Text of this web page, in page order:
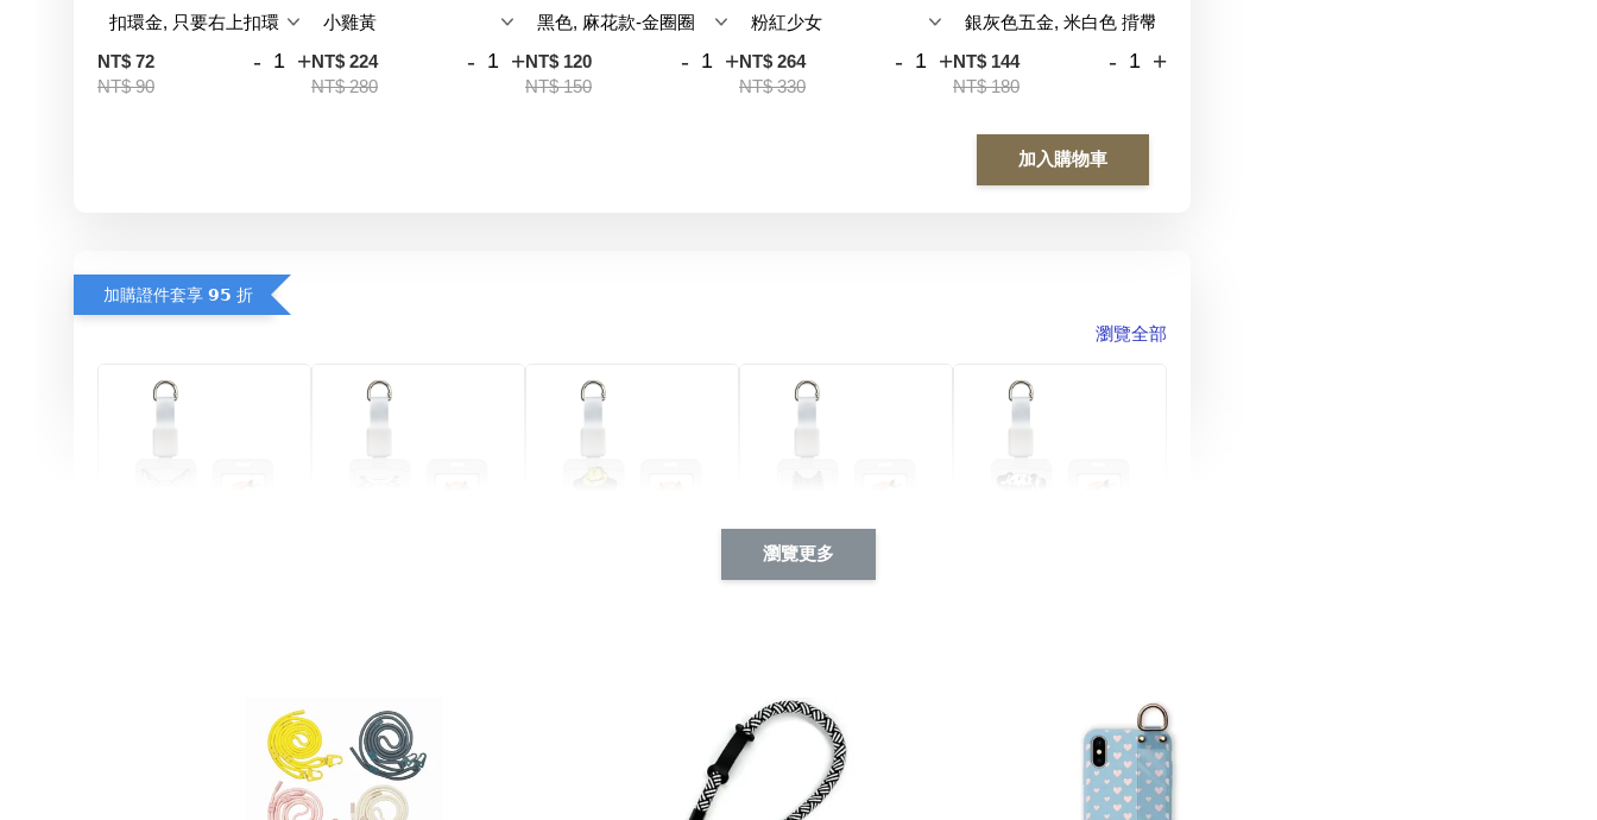
NT$ 72
NT$ 90
- +NT$ 224
NT$ 280
- +NT$ 120
NT$ 150
- +NT$ 264
NT$ 330
- +NT$ 144
NT$ 180
- +
加入購物車
加購證件套享 𝟵𝟱 折
瀏覽全部
+NT$ 214
NT$ 225
+NT$ 214
NT$ 225
- +
瀏覽更多